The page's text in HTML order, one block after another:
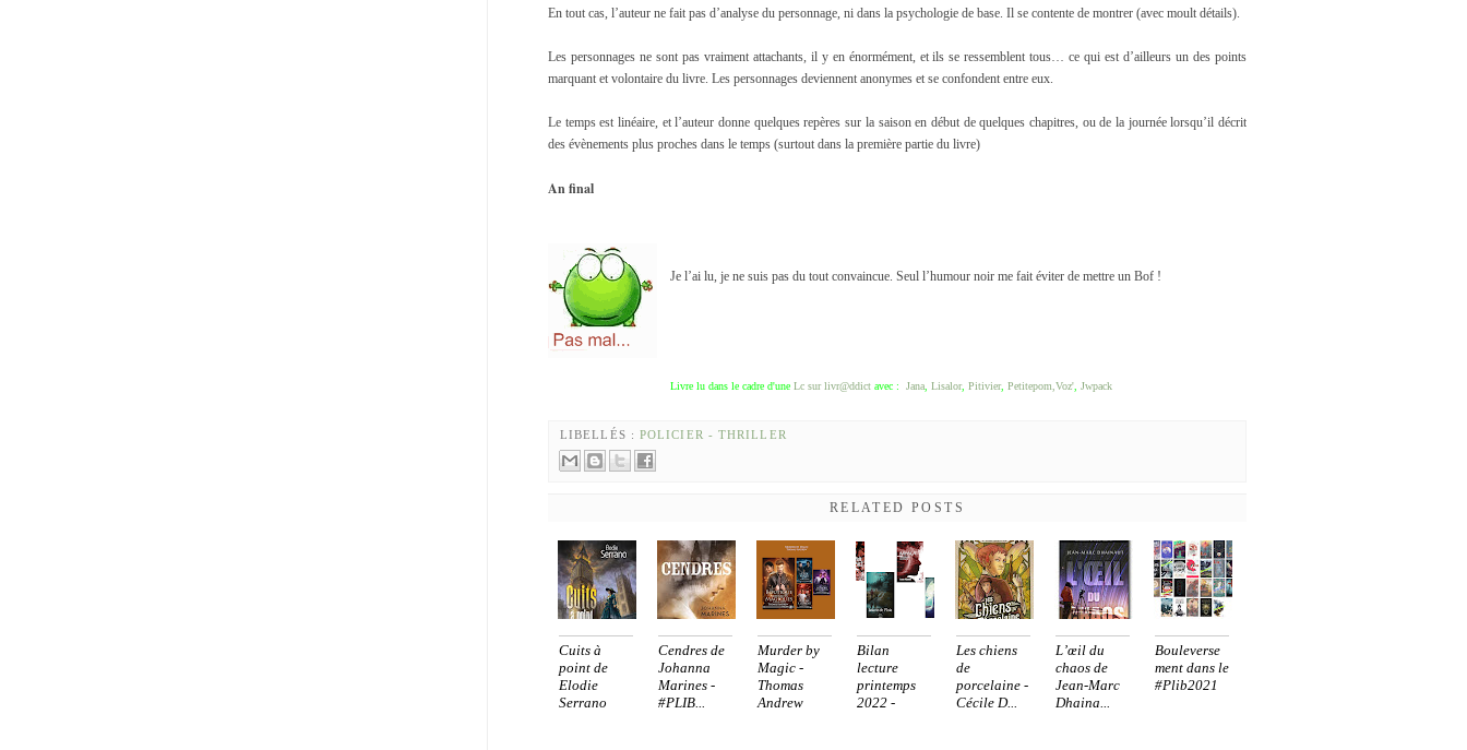
En tout cas, l’auteur ne fait pas d’analyse du personnage, ni dans la psychologie de base. Il se contente de montrer (avec moult détails).
Les personnages ne sont pas vraiment attachants, il y en énormément, et ils se ressemblent tous… ce qui est d’ailleurs un des points
marquant et volontaire du livre. Les personnages deviennent anonymes et se confondent entre eux.
Le temps est linéaire, et l’auteur donne quelques repères sur la saison en début de quelques chapitres, ou de la journée lorsqu’il décrit
des évènements plus proches dans le temps (surtout dans la première partie du livre)
An final
Je l’ai lu, je ne suis pas du tout convaincue. Seul l’humour noir me fait éviter de mettre un Bof !
Livre lu dans le cadre d'une Lc sur livr@ddict avec : Jana, Lisalor, Pitivier, Petitepom,Voz', Jwpack
LIBELLÉS :POLICIER - THRILLER
RELATED POSTS
Cuits à
point de
Elodie
Serrano
Cendres de
Johanna
Marines -
#PLIB...
Murder by
Magic -
Thomas
Andrew
Bilan
lecture
printemps
2022 -
Les chiens
de
porcelaine -
Cécile D...
L’œil du
chaos de
Jean-Marc
Dhaina...
Bouleverse
ment dans le
#Plib2021